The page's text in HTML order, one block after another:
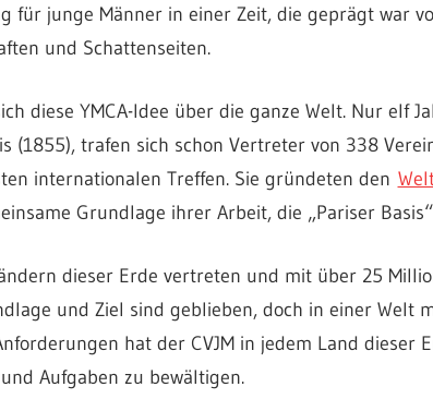
für junge Männer in einer Zeit, die geprägt war
und Schattenseiten.
diese YMCA-Idee über die ganze Welt. Nur elf
(1855), trafen sich schon Vertreter von 338
internationalen Treffen. Sie gründeten den
Grundlage ihrer Arbeit, die „Pariser
dieser Erde vertreten und mit über 25
und Ziel sind geblieben, doch in einer Welt
hat der CVJM in jedem Land dieser
Aufgaben zu bewältigen.